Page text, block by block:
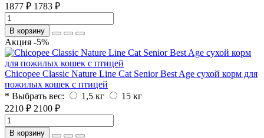
1877 ₽ 1783 ₽
В корзину
Акция -5%
Chicopee Classic Nature Line Cat Senior Best Age сухой корм для
пожилых кошек с птицей
* Выбрать вес:
1,5 кг
15 кг
2210 ₽ 2100 ₽
В корзину